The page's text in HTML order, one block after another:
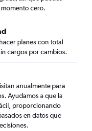
cero.
planes con total
cargos por cambios.
anualmente para
Ayudamos a que la
proporcionando
en datos que